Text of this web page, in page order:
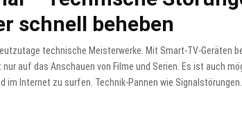
schnell beheben
technische Meisterwerke. Mit Smart-TV-Geräten
nur auf das Anschauen von Filme und Serien. Es ist auch
im Internet zu surfen. Technik-Pannen wie Signalstörungen...